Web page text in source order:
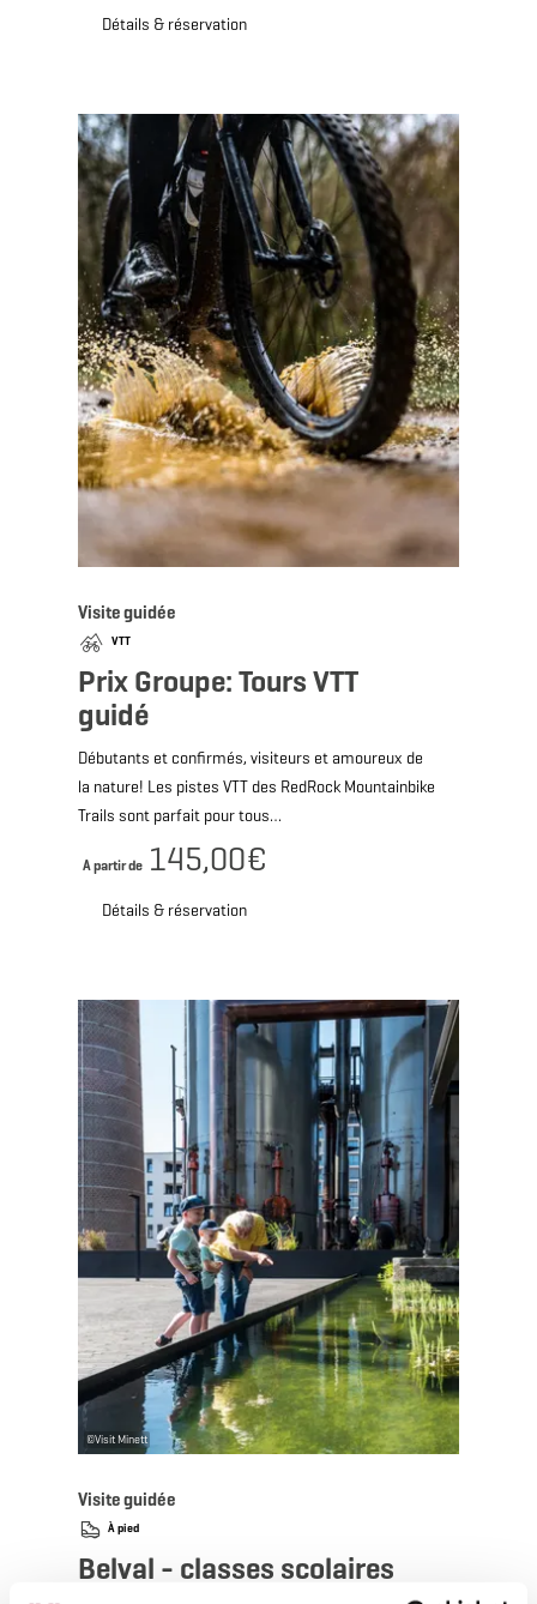
Détails & réservation
Visite guidée
VTT
Prix Groupe: Tours VTT
guidé
Débutants et confirmés, visiteurs et amoureux de
la nature! Les pistes VTT des RedRock Mountainbike
Trails sont parfait pour tous…
Détails & réservation
A partir de 145,00€
©Visit Minett
Visite guidée
À pied
Belval - classes scolaires